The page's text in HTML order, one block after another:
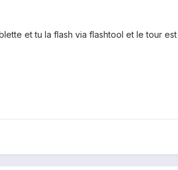
et tu la flash via flashtool et le tour est